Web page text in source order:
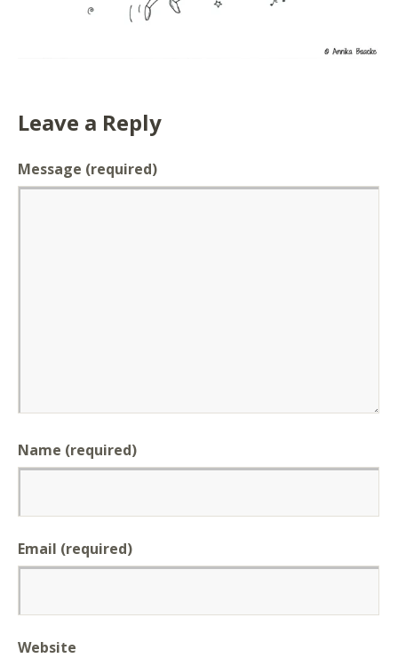
Leave a Reply
Message (required)
Name (required)
Email (required)
Website